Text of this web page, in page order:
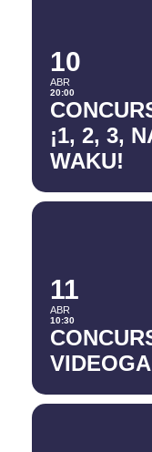
10
ABR
20:00
¡1, 2, 3,
WAKU!
11
ABR
10:30